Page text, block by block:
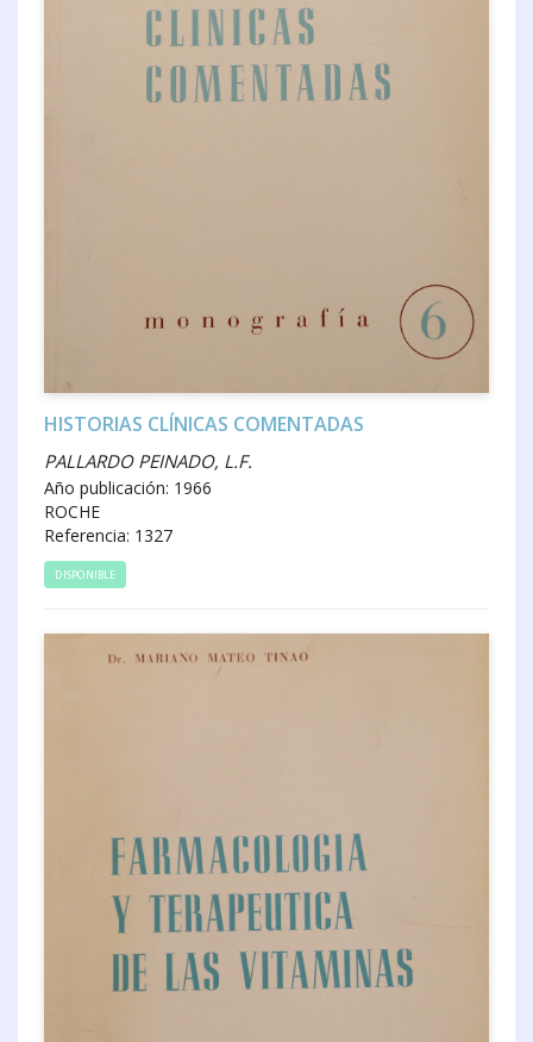
HISTORIAS CLÍNICAS COMENTADAS
PALLARDO PEINADO, L.F.
Año publicación: 1966
ROCHE
Referencia: 1327
DISPONIBLE